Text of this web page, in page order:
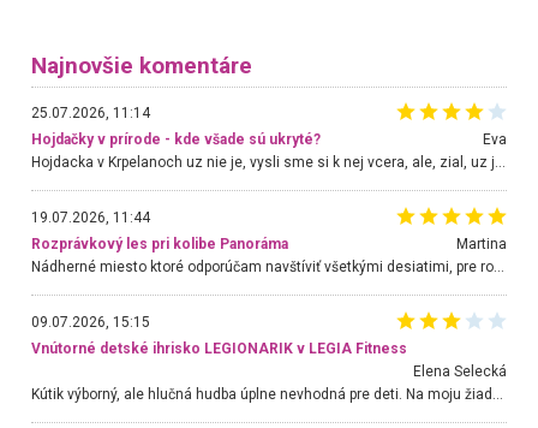
Najnovšie komentáre
25.07.2026, 11:14
Hojdačky v prírode - kde všade sú ukryté?
Eva
Hojdacka v Krpelanoch uz nie je, vysli sme si k nej vcera, ale, zial, uz je znicena. Ak sem planujete cestu len kvoli hojdacke, mozete si ju usetrit. Krasny vyhlad je tu vsak aj bez hojdacky :-)
19.07.2026, 11:44
Rozprávkový les pri kolibe Panoráma
Martina
Nádherné miesto ktoré odporúčam navštíviť všetkými desiatimi, pre rodiny s deťmi, dôchodcom... Proste a jednoducho ozaj rozprávkový les.. určite ešte prídeme. Odniesli sme si na pamiatku krásne tričká,
09.07.2026, 15:15
Vnútorné detské ihrisko LEGIONARIK v LEGIA Fitness
Elena Selecká